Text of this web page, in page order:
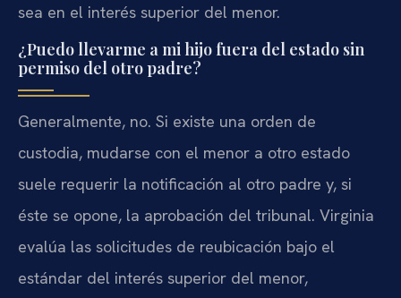
sea en el interés superior del menor.
¿Puedo llevarme a mi hijo fuera del estado sin
permiso del otro padre?
Generalmente, no. Si existe una orden de
custodia, mudarse con el menor a otro estado
suele requerir la notificación al otro padre y, si
éste se opone, la aprobación del tribunal. Virginia
evalúa las solicitudes de reubicación bajo el
estándar del interés superior del menor,